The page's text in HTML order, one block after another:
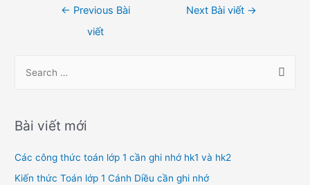
← Previous Bài
viết
Next Bài viết →
r
h
f
Bài viết mới
Các công thức toán lớp 1 cần ghi nhớ hk1 và hk2
Kiến thức Toán lớp 1 Cánh Diều cần ghi nhớ